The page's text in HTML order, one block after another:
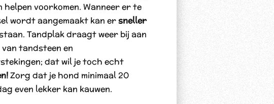
voorkomen. Wanneer er te
wordt aangemaakt kan ersneller
Tandplak draagt weer bij aan
tandsteen en
dat wil je toch echt
Zorg dat je hond minimaal 20
even lekker kan kauwen.